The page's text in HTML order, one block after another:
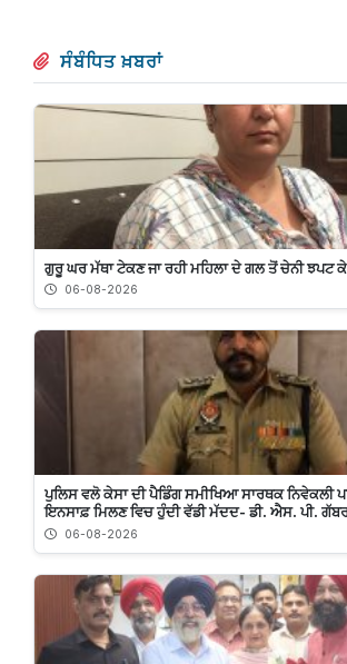
ਸੰਬੰਧਿਤ ਖ਼ਬਰਾਂ
ਗੁਰੂ ਘਰ ਮੱਥਾ ਟੇਕਣ ਜਾ ਰਹੀ ਮਹਿਲਾ ਦੇ ਗਲ ਤੋਂ ਚੇਨੀ ਝਪਟ
06-08-2026
ਪੁਲਿਸ ਵਲੋ ਕੇਸਾ ਦੀ ਪੈਡਿੰਗ ਸਮੀਖਿਆ ਸਾਰਥਕ ਨਿਵੇਕਲੀ
ਇਨਸਾਫ਼ ਮਿਲਣ ਵਿਚ ਹੁੰਦੀ ਵੱਡੀ ਮੱਦਦ- ਡੀ. ਐਸ. ਪੀ.
06-08-2026